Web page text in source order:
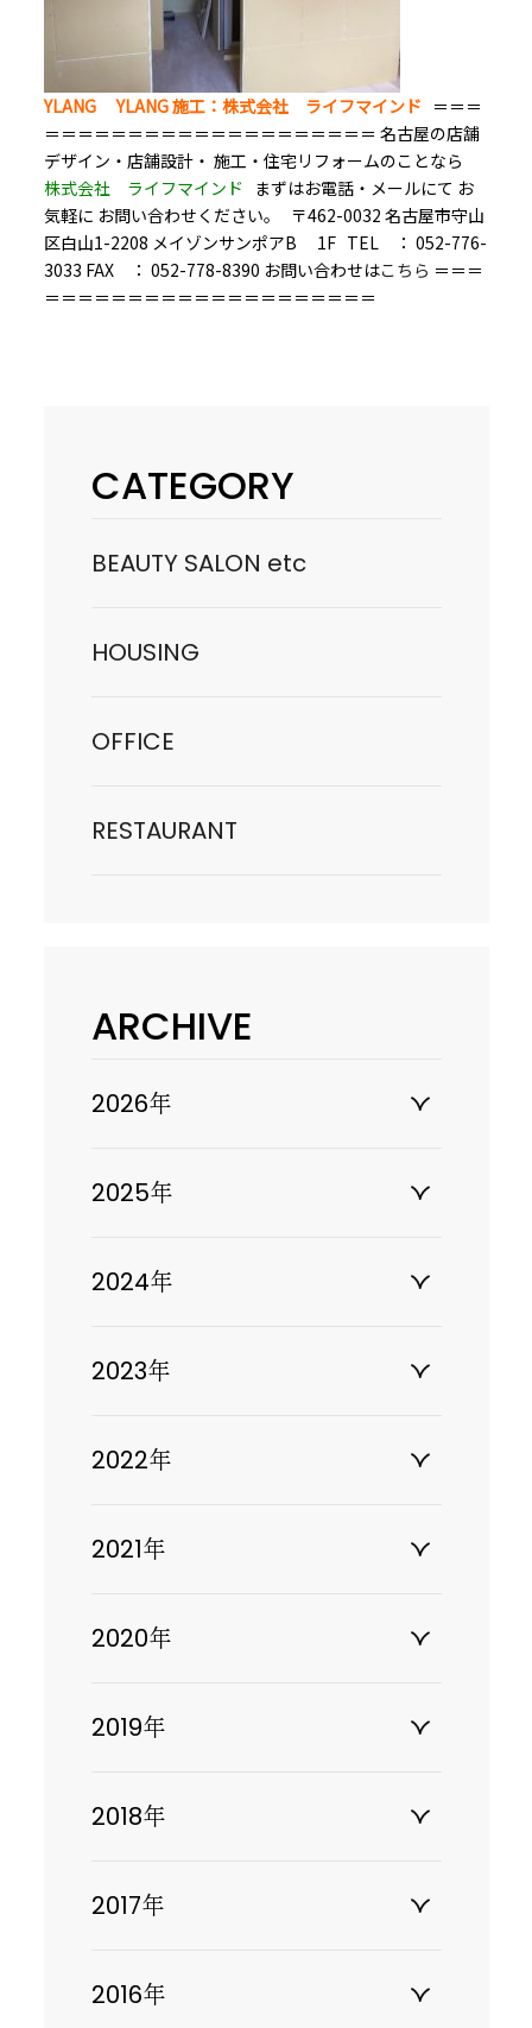
YLANG YLANG施工：株式会社 ライフマインド ＝＝＝
＝＝＝＝＝＝＝＝＝＝＝＝＝＝＝＝＝＝＝＝ 名古屋の店舗
デザイン・店舗設計・ 施工・住宅リフォームのことなら
株式会社 ライフマインド まずはお電話・メールにて お
気軽に お問い合わせください。 〒462-0032 名古屋市守山
区白山1-2208 メイゾンサンポアB 1F TEL ： 052-776-
3033 FAX ： 052-778-8390 お問い合わせはこちら ＝＝＝
＝＝＝＝＝＝＝＝＝＝＝＝＝＝＝＝＝＝＝＝
CATEGORY
BEAUTY SALON etc
HOUSING
OFFICE
RESTAURANT
ARCHIVE
2026年
2025年
2024年
2023年
2022年
2021年
2020年
2019年
2018年
2017年
2016年